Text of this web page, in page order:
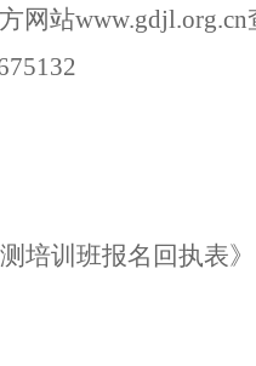
网站www.gdjl.org.cn
培训班报名回执表》